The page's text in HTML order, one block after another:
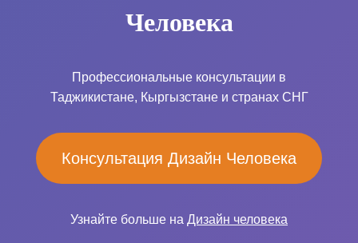
Человека
Профессиональные консультации в
Таджикистане, Кыргызстане и странах СНГ
Консультация Дизайн Человека
Узнайте больше на Дизайн человека